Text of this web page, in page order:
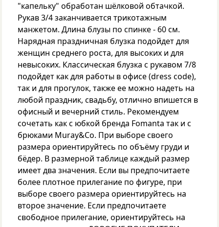
"капельку" обработан шёлковой обтачкой.
Рукав 3/4 заканчивается трикотажным
манжетом. Длина блузы по спинке - 60 см.
Нарядная праздничная блузка подойдет для
женщин среднего роста, для высоких и для
невысоких. Классическая блузка с рукавом 7/8
подойдет как для работы в офисе (dress code),
так и для прогулок, также ее можно надеть на
любой праздник, свадьбу, отлично впишется в
офисный и вечерний стиль. Рекомендуем
сочетать как с юбкой бренда Fomanta так и с
брюками Muray&Co. При выборе своего
размера ориентируйтесь по объёму груди и
бёдер. В размерной таблице каждый размер
имеет два значения. Если вы предпочитаете
более плотное прилегание по фигуре, при
выборе своего размера ориентируйтесь на
второе значение. Если предпочитаете
свободное прилегание, ориентируйтесь на